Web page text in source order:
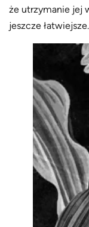
że utrzymanie jej
jeszcze łatwiejsze.